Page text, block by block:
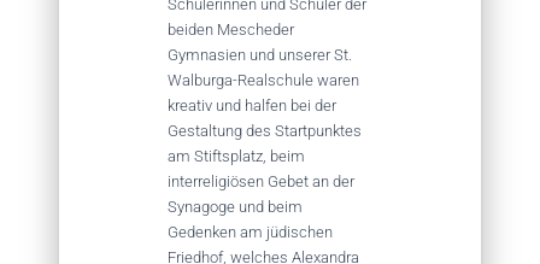
Schülerinnen und Schüler der
beiden Mescheder
Gymnasien und unserer St.
Walburga-Realschule waren
kreativ und halfen bei der
Gestaltung des Startpunktes
am Stiftsplatz, beim
interreligiösen Gebet an der
Synagoge und beim
Gedenken am jüdischen
Friedhof, welches Alexandra